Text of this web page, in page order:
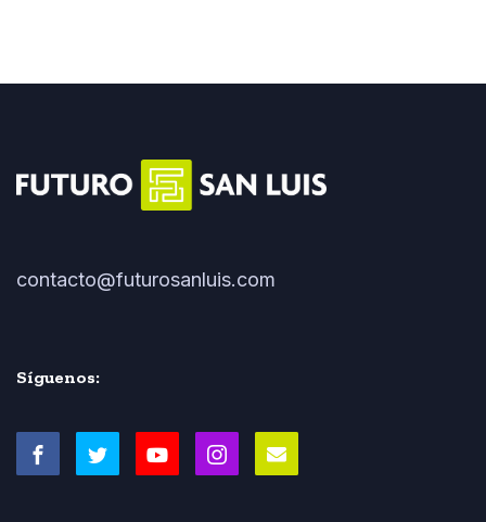
contacto@futurosanluis.com
Síguenos: